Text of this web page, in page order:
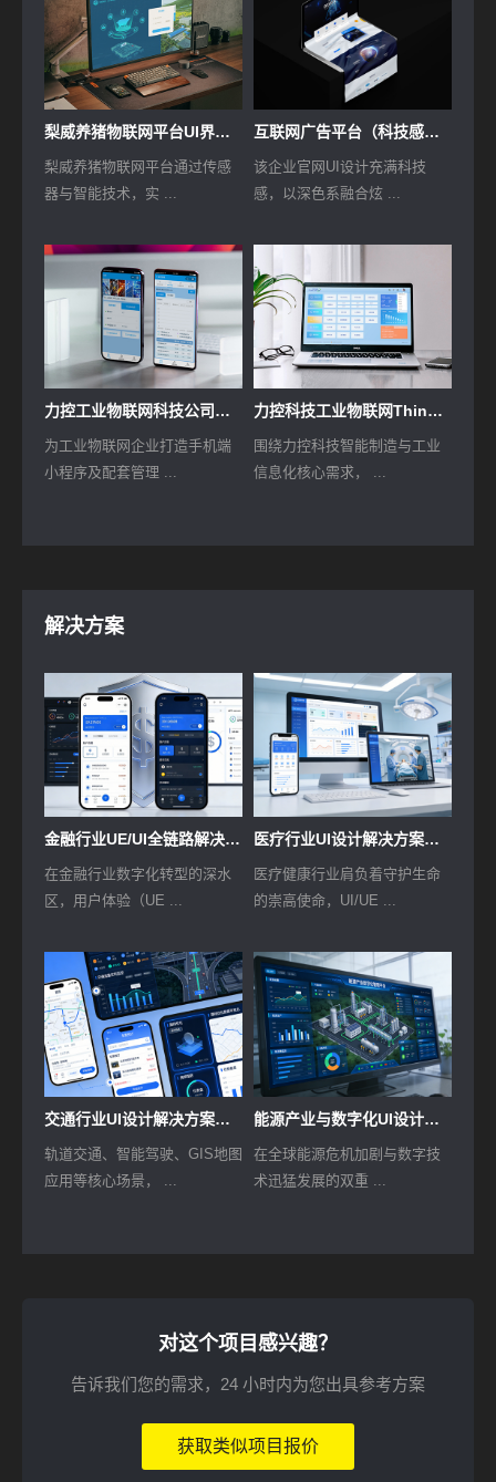
梨威养猪物联网平台UI界面设计
梨威养猪物联网平台通过传感
器与智能技术，实 ...
互联网广告平台（科技感官网）UI设计
该企业官网UI设计充满科技
感，以深色系融合炫 ...
力控工业物联网科技公司小程序UI界面设计
为工业物联网企业打造手机端
小程序及配套管理 ...
力控科技工业物联网ThingNet云平台原型及UI设计
围绕力控科技智能制造与工业
信息化核心需求， ...
解决方案
金融行业UE/UI全链路解决方案-以体验创新驱动业务增长
在金融行业数字化转型的深水
区，用户体验（UE ...
医疗行业UI设计解决方案：以设计赋能，守护医患健康
医疗健康行业肩负着守护生命
的崇高使命，UI/UE ...
交通行业UI设计解决方案：以视觉赋能，驱动市域交通精细化治理
轨道交通、智能驾驶、GIS地图
应用等核心场景， ...
能源产业与数字化UI设计解决方案
在全球能源危机加剧与数字技
术迅猛发展的双重 ...
对这个项目感兴趣？
告诉我们您的需求，24 小时内为您出具参考方案
获取类似项目报价